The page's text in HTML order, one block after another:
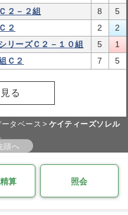
２－２組 8
5
２ 2
2
リーズＣ２－１０組 5
1
Ｃ２ 7 5
る
ータベース ケイティーズソレル
頭へ
算 照会